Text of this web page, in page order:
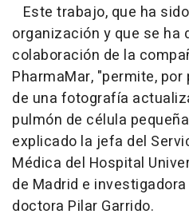
Este trabajo, que ha
organización y que se ha
colaboración de la
PharmaMar, "permite,
de una fotografía
pulmón de célula
explicado la jefa del
Médica del Hospital
de Madrid e
doctora Pilar Garrido.